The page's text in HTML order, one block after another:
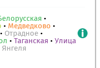
•
• Медведково •
• Отрадное •
• Таганская • Улица